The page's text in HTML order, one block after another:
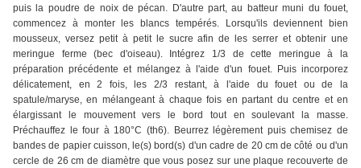
puis la poudre de noix de pécan. D'autre part, au batteur muni du fouet,
commencez à monter les blancs tempérés. Lorsqu'ils deviennent bien
mousseux, versez petit à petit le sucre afin de les serrer et obtenir une
meringue ferme (bec d'oiseau). Intégrez 1/3 de cette meringue à la
préparation précédente et mélangez à l'aide d'un fouet. Puis incorporez
délicatement, en 2 fois, les 2/3 restant, à l'aide du fouet ou de la
spatule/maryse, en mélangeant à chaque fois en partant du centre et en
élargissant le mouvement vers le bord tout en soulevant la masse.
Préchauffez le four à 180°C (th6). Beurrez légèrement puis chemisez de
bandes de papier cuisson, le(s) bord(s) d'un cadre de 20 cm de côté ou d'un
cercle de 26 cm de diamètre que vous posez sur une plaque recouverte de